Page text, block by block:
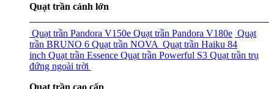
Quạt trần cánh lớn
Quạt trần Pandora V150e Quạt trần Pandora V180e Quạt
trần BRUNO 6 Quạt trần NOVA Quạt trần Haiku 84
inch Quạt trần Essence Quạt trần Powerful S3 Quạt trần trụ
đứng ngoài trời
Quạt trần cao cấp